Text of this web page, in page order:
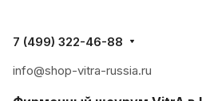
7 (499) 322-46-88
info@shop-vitra-russia.ru